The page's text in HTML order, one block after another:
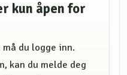
kun åpen for
du logge inn.
kan du melde deg